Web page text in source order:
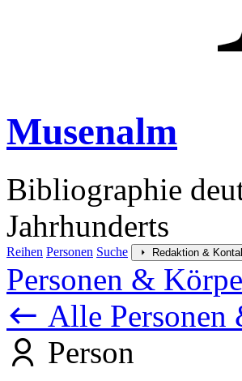
Musenalm
Bibliographie
Jahrhunderts
Reihen Personen Suche Redaktion &
Personen &
Alle Personen
Person